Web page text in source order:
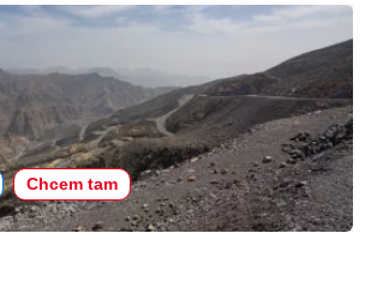
Chcem tam